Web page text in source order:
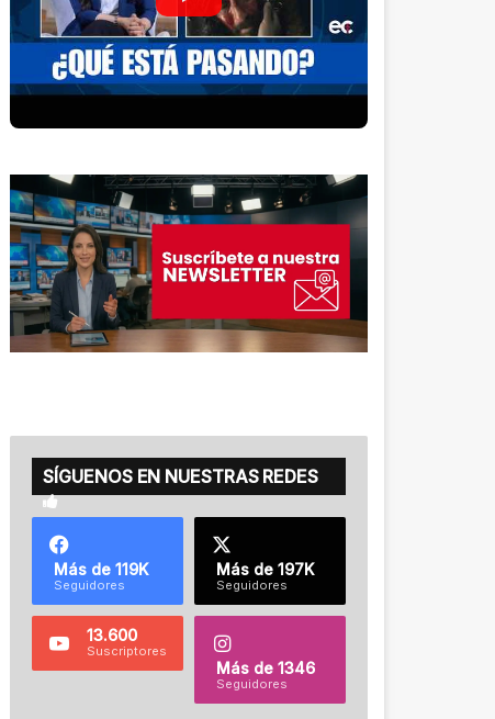
SÍGUENOS EN NUESTRAS REDES
Más de 119K
Seguidores
Más de 197K
Seguidores
13.600
Suscriptores
Más de 1346
Seguidores